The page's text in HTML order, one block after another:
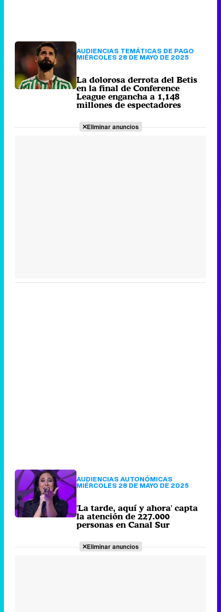
Eliminar anuncios
Eliminar anuncios